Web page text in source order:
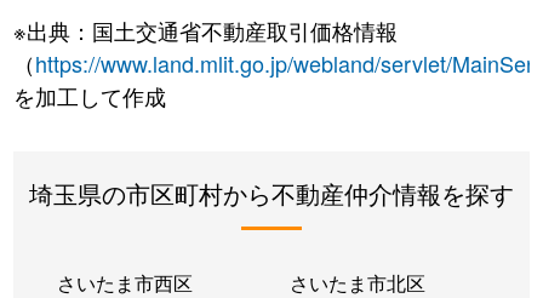
※出典：国土交通省不動産取引価格情報
（https://www.land.mlit.go.jp/webland/servlet/
を加工して作成
埼玉県の市区町村から不動産仲介情報を探す
さいたま市西区 さいたま市北区